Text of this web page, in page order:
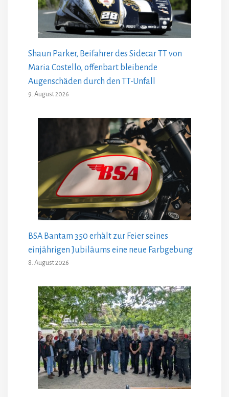
Shaun Parker, Beifahrer des Sidecar TT von
Maria Costello, offenbart bleibende
Augenschäden durch den TT-Unfall
9. August 2026
BSA Bantam 350 erhält zur Feier seines
einjährigen Jubiläums eine neue Farbgebung
8. August 2026